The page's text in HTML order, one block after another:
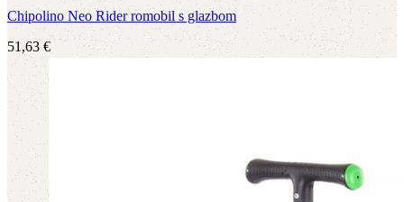
Chipolino Neo Rider romobil s glazbom
51,63 €